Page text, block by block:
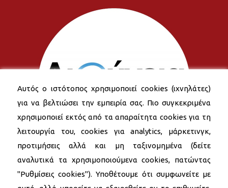
Αυτός ο ιστότοπος χρησιμοποιεί cookies (ιχνηλάτες)
για να βελτιώσει την εμπειρία σας. Πιο συγκεκριμένα
χρησιμοποιεί εκτός από τα απαραίτητα cookies για τη
λειτουργία του, cookies για analytics, μάρκετινγκ,
προτιμήσεις αλλά και μη ταξινομημένα (δείτε
αναλυτικά τα χρησιμοποιούμενα cookies, πατώντας
"Ρυθμίσεις cookies"). Υποθέτουμε ότι συμφωνείτε με